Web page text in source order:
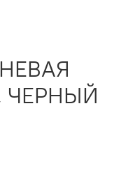
ЧЕРНЫЙ